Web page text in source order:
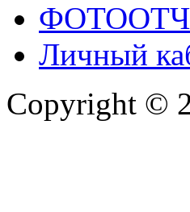
Личный
Copyright ©